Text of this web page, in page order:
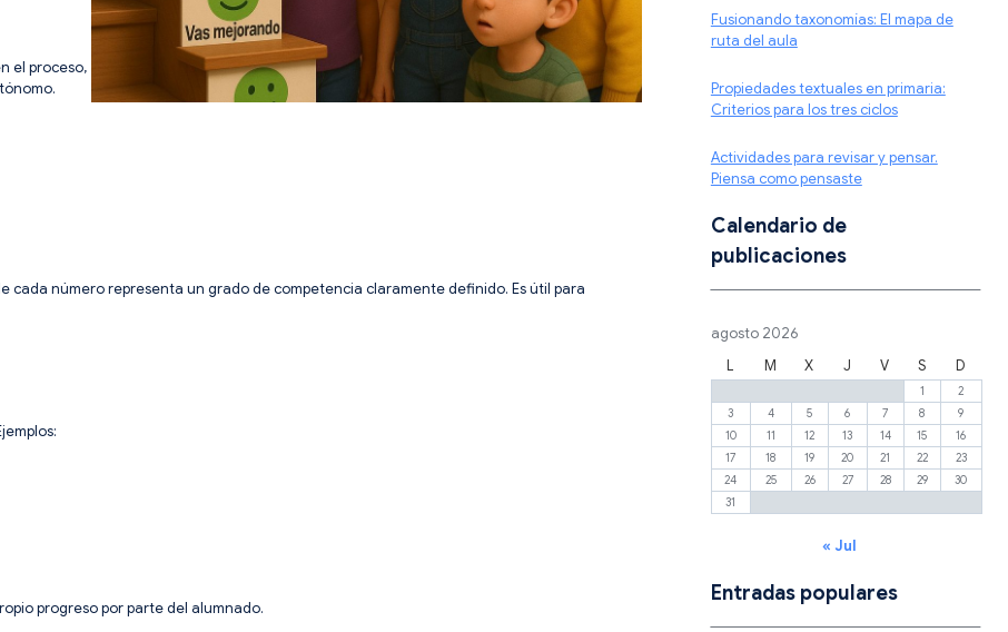
el proceso,
cada número representa un grado de competencia claramente definido. Es útil para
progreso por parte del alumnado.
Fusionando taxonomías: El mapa de
ruta del aula
Propiedades textuales en primaria:
Criterios para los tres ciclos
Actividades para revisar y pensar.
Piensa como pensaste
Calendario de
publicaciones
agosto 2026
L
M X J V S D
1
2
3
4 5 6 7 8
9
10
11 12 13 14 15
16
17
18 19 20 21 22
23
24
25 26 27 28 29
30
31
« Jul
Entradas populares